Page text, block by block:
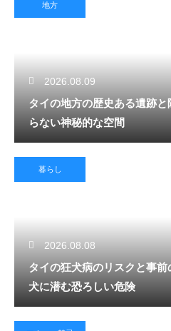
地方
2026.08.09
タイの地方の歴史ある遺跡
らない神秘的な空間
暮らし
2026.08.08
タイの狂犬病のリスクと事
犬に潜む恐ろしい危険